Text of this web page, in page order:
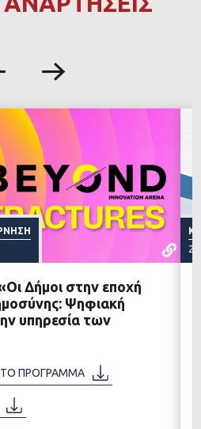
ΠΕΡΙΣΣΟΤΕΡΑ
Δήμοι στην εποχή
Ψηφιακή
υπηρεσία των
ΤΟ ΠΡΟΓΡΑΜΜΑ